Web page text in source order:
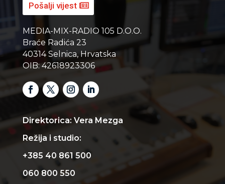
Pošalji vijest
MEDIA-MIX-RADIO 105 D.O.O.
Braće Radića 23
40314 Selnica, Hrvatska
OIB: 42618923306
Direktorica: Vera Mezga
Režija i studio:
+385 40 861 500
060 800 550